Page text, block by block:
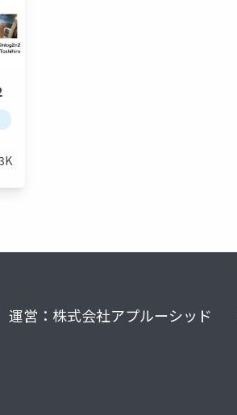
運営：株式会社アプルーシッド